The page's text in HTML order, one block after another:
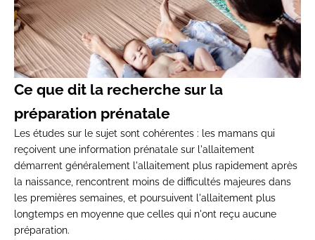
Ce que dit la recherche sur la
préparation prénatale
Les études sur le sujet sont cohérentes : les mamans qui
reçoivent une information prénatale sur l'allaitement
démarrent généralement l'allaitement plus rapidement après
la naissance, rencontrent moins de difficultés majeures dans
les premières semaines, et poursuivent l'allaitement plus
longtemps en moyenne que celles qui n'ont reçu aucune
préparation.